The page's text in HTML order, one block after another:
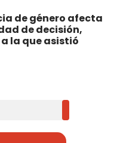
de género afecta
de decisión,
la que asistió